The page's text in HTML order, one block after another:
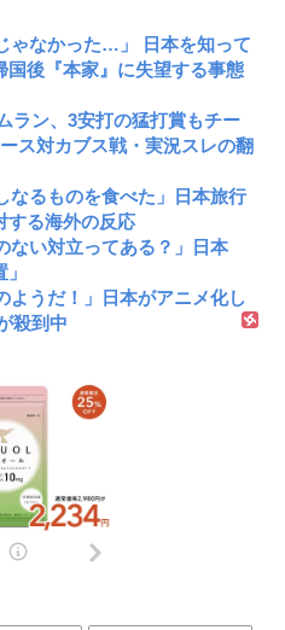
ゃなかった…」 日本を知って
国後『本家』に失望する事態
ラン、3安打の猛打賞もチー
ス対カブス戦・実況スレの翻
なるものを食べた」日本旅行
する海外の反応
ない対立ってある？」日本
ようだ！」日本がアニメ化し
殺到中